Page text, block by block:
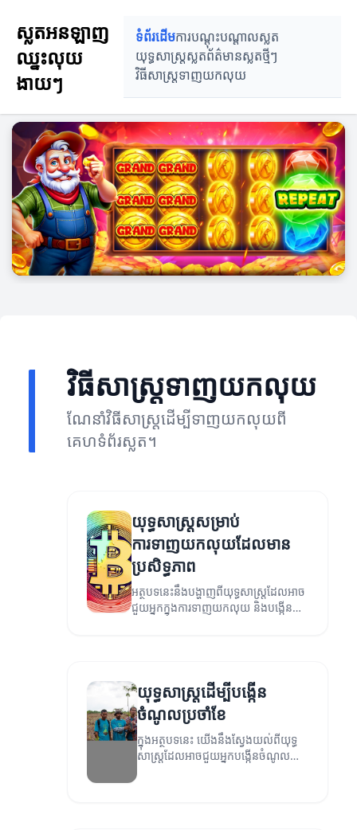
ស្លតអនឡាញ
ឈ្នះលុយ
ងាយៗ
ទំព័រដើមការបណ្តុះបណ្តាលស្លត
យុទ្ធសាស្ត្រស្លតព័ត៌មានស្លតថ្មីៗ
វិធីសាស្ត្រទាញយកលុយ
វិធីសាស្ត្រទាញយកលុយ
ណែនាំវិធីសាស្ត្រដើម្បីទាញយកលុយពី
គេហទំព័រស្លត។
យុទ្ធសាស្ត្រសម្រាប់
ការទាញយកលុយដែលមាន
ប្រសិទ្ធភាព
អត្ថបទនេះនឹងបង្ហាញពីយុទ្ធសាស្ត្រដែលអាច
ជួយអ្នកក្នុងការទាញយកលុយ និងបង្កើន
យុទ្ធសាស្ត្រដើម្បីបង្កើន
ចំណូលប្រចាំខែ
ក្នុងអត្ថបទនេះ យើងនឹងស្វែងយល់ពីយុទ្ធ
សាស្ត្រដែលអាចជួយអ្នកបង្កើនចំណូល
ប្រចាំខែ។